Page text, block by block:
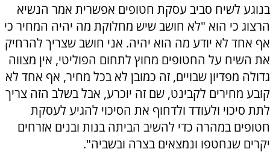
בנוגע לשיח סביב עסקת חטופים אפשרית אמר הנשיא
הרצוג כי הוא "לא חושב שיש מחלוקת מה יהיה המחיר כי
אף אחד לא יודע מה הוא יהיה. אני חושב שצריך להרחיק
את השיח על החטופים מחוץ לתחום הפוליטי, אין מצווה
גדולה מפדיון שבויים, זה כמובן לא בכל מחיר, אף אחד לא
קובע מחירים לקבינט, שם זה יוכרע, אבל בשלב הזה צריך
לתת סיכוי ולעודד ולדחוף את הסיכוי להגיע לעסקת
חטופים במהרה כדי להשיב הביתה בנות ובנים אזרחים
יקרים שנחטפו ונמצאים בצרה ובשביה".